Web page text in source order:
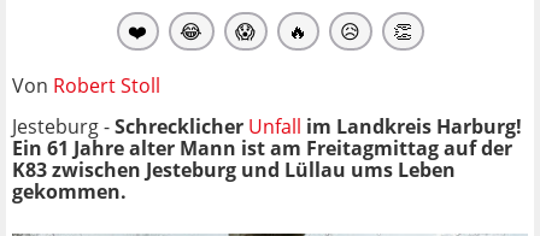
❤️ 😂 😱 🔥 😥 👏
Von Robert Stoll
Jesteburg -Schrecklicher Unfall im Landkreis Harburg!
Ein 61 Jahre alter Mann ist am Freitagmittag auf der
K83 zwischen Jesteburg und Lüllau ums Leben
gekommen.